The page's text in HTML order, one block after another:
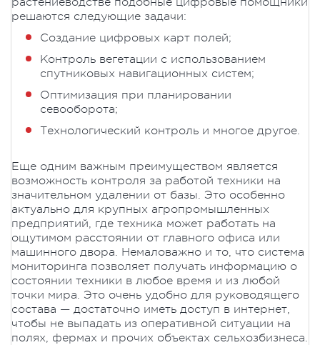
решаются следующие задачи:
Создание цифровых карт полей;
Контроль вегетации с использованием
спутниковых навигационных систем;
Оптимизация при планировании
севооборота;
Технологический контроль и многое другое.
Еще одним важным преимуществом является
возможность контроля за работой техники на
значительном удалении от базы. Это особенно
актуально для крупных агропромышленных
предприятий, где техника может работать на
ощутимом расстоянии от главного офиса или
машинного двора. Немаловажно и то, что система
мониторинга позволяет получать информацию о
состоянии техники в любое время и из любой
точки мира. Это очень удобно для руководящего
состава — достаточно иметь доступ в интернет,
чтобы не выпадать из оперативной ситуации на
полях, фермах и прочих объектах сельхозбизнеса.